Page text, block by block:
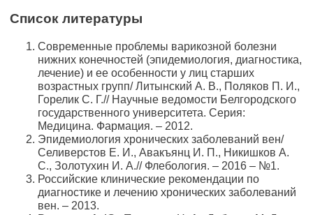
Список литературы
Современные проблемы варикозной болезни
нижних конечностей (эпидемиология, диагностика,
лечение) и ее особенности у лиц старших
возрастных групп/ Литынский А. В., Поляков П. И.,
Горелик С. Г.// Научные ведомости Белгородского
государственного университета. Серия:
Медицина. Фармация. – 2012.
Эпидемиология хронических заболеваний вен/
Селиверстов Е. И., Авакъянц И. П., Никишков А.
С., Золотухин И. А.// Флебология. – 2016 – №1.
Российские клинические рекомендации по
диагностике и лечению хронических заболеваний
вен. – 2013.